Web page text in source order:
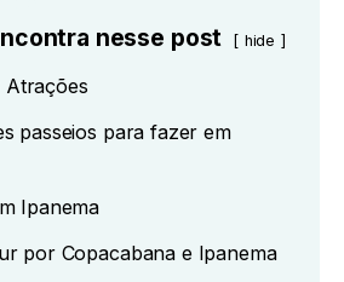
nesse post hide
Atrações
passeios para fazer em
Ipanema
por Copacabana e Ipanema